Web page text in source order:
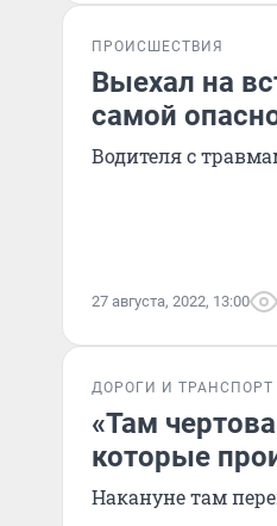
ПРОИСШЕСТВИЯ
Выехал на
самой
Водителя с
27 августа, 2022, 13:00
ДОРОГИ И ТРАНСПОРТ
«Там
которые
Накануне там